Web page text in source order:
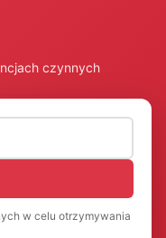
czynnych
w celu otrzymywania